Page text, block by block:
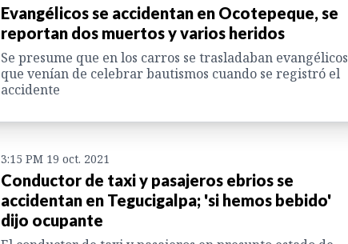
Evangélicos se accidentan en Ocotepeque, se
reportan dos muertos y varios heridos
Se presume que en los carros se trasladaban evangélicos
que venían de celebrar bautismos cuando se registró el
accidente
3:15 PM 19 oct. 2021
Conductor de taxi y pasajeros ebrios se
accidentan en Tegucigalpa; 'si hemos bebido'
dijo ocupante